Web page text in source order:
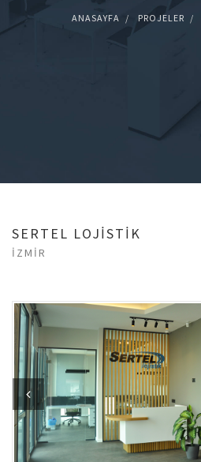
ANASAYFA PROJELER
SERTEL LOJİSTİK
İZMİR
Previous